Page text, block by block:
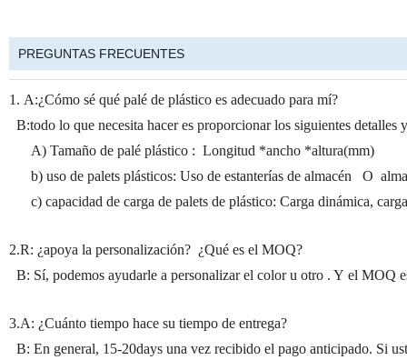
PREGUNTAS FRECUENTES
1. A:¿Cómo sé qué palé de plástico es adecuado para mí?
B:todo lo que necesita hacer es proporcionar los siguientes
A) Tamaño de palé plástico : Longitud *ancho *altura(mm)
b) uso de palets plásticos: Uso de estanterías de almacén O
c) capacidad de carga de palets de plástico: Carga dinámica,
2.R: ¿apoya la personalización? ¿Qué es el MOQ?
B: Sí, podemos ayudarle a personalizar el color u otro . Y el MOQ
3.A: ¿Cuánto tiempo hace su tiempo de entrega?
B: En general, 15-20days una vez recibido el pago anticipado. Si